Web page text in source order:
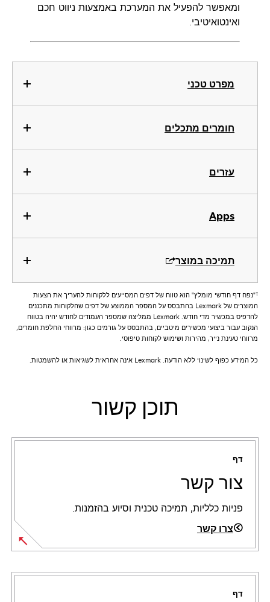
מפרט טכני
חומרים מתכלים
עזרים
Apps
תמיכה במוצר
ומאפשר להפעיל את המערכת באמצעות ניווט חכם
ואינטואיטיבי.
†"נפח דף חודשי מומלץ" הוא טווח של דפים המסייעים ללקוחות להעריך את הצעות
המוצרים של Lexmark בהתבסס על המספר הממוצע של דפים שהלקוחות מתכננים
להדפיס במכשיר מדי חודש. Lexmark ממליצה שמספר העמודים לחודש יהיה בטווח
הנקוב עבור ביצועי מכשירים מיטביים, בהתבסס על גורמים כגון: מרווחי החלפת חומרים,
מרווחי טעינת נייר, מהירות ושימוש לקוחות טיפוסי.
כל המידע כפוף לשינוי ללא הודעה. Lexmark אינה אחראית לשגיאות או להשמטות.
תוכן קשור
דף
צור קשר
פניות כלליות, תמיכה טכנית וסיוע בהזמנות.
צרו קשר
דף